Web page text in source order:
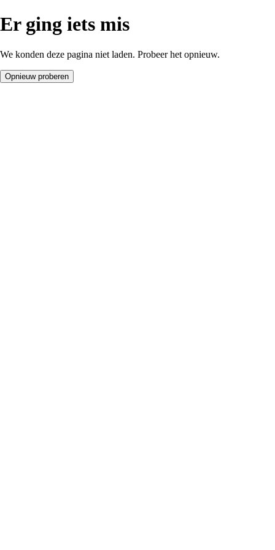
Er ging iets mis
We konden deze pagina niet laden. Probeer het opnieuw.
Opnieuw proberen